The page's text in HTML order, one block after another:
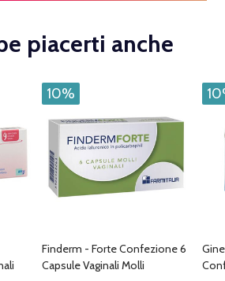
piacerti anche
10%
Finderm - Forte Confezione 6
Capsule Vaginali Molli